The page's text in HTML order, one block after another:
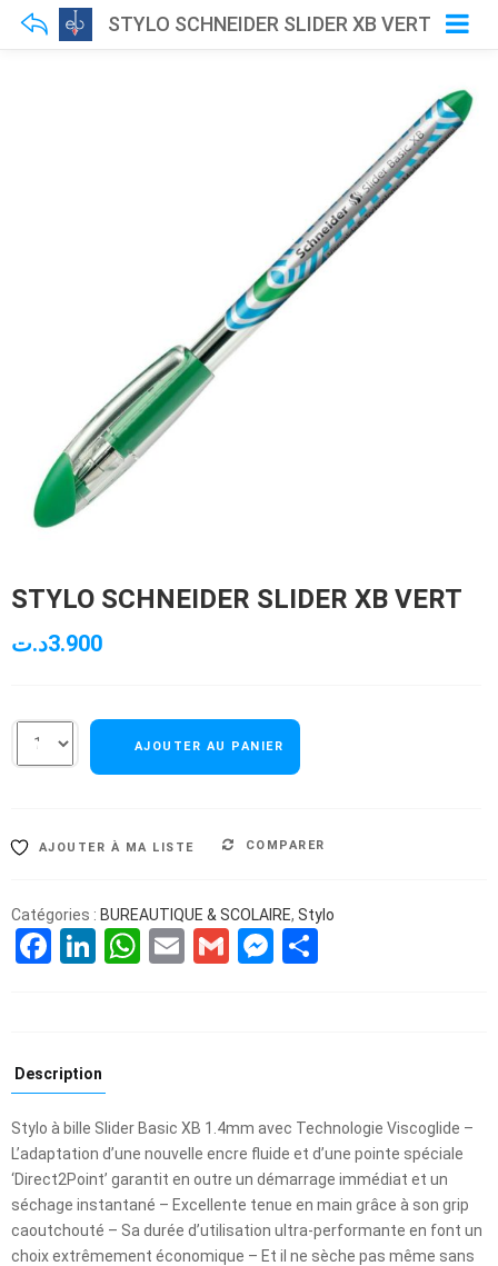
STYLO SCHNEIDER SLIDER XB VERT
STYLO SCHNEIDER SLIDER XB VERT
3.900د.ت
AJOUTER AU PANIER
AJOUTER À MA LISTE COMPARER
Catégories : BUREAUTIQUE & SCOLAIRE, Stylo
Facebook
LinkedIn
WhatsApp
EmailGmailMessenger
Description
Stylo à bille Slider Basic XB 1.4mm avec Technologie Viscoglide –
L’adaptation d’une nouvelle encre fluide et d’une pointe spéciale
‘Direct2Point’ garantit en outre un démarrage immédiat et un
séchage instantané – Excellente tenue en main grâce à son grip
caoutchouté – Sa durée d’utilisation ultra-performante en font un
choix extrêmement économique – Et il ne sèche pas même sans